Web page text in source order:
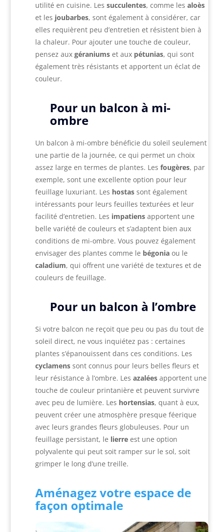
utilité en cuisine. Lessucculentes, comme lesaloès
et les joubarbes, sont également à considérer, car
elles requièrent peu d’entretien et résistent bien à
la chaleur. Pour ajouter une touche de couleur,
pensez auxgéraniums et aux pétunias, qui sont
également très résistants et apportent un éclat de
couleur.
Pour un balcon à mi-
ombre
Un balcon à mi-ombre bénéficie du soleil seulement
une partie de la journée, ce qui permet un choix
assez large en termes de plantes. Lesfougères, par
exemple, sont une excellente option pour leur
feuillage luxuriant. Les hostas sont également
intéressants pour leurs feuilles texturées et leur
facilité d’entretien. Les impatiens apportent une
belle variété de couleurs et s’adaptent bien aux
conditions de mi-ombre. Vous pouvez également
envisager des plantes comme le bégonia ou le
caladium, qui offrent une variété de textures et de
couleurs de feuillage.
Pour un balcon à l’ombre
Si votre balcon ne reçoit que peu ou pas du tout de
soleil direct, ne vous inquiétez pas : certaines
plantes s’épanouissent dans ces conditions. Les
cyclamens sont connus pour leurs belles fleurs et
leur résistance à l’ombre. Lesazalées apportent une
touche de couleur printanière et peuvent survivre
avec peu de lumière. Les hortensias, quant à eux,
peuvent créer une atmosphère presque féerique
avec leurs grandes fleurs globuleuses. Pour un
feuillage persistant, le lierre est une option
polyvalente qui peut soit ramper sur le sol, soit
grimper le long d’une treille.
Aménagez votre espace de
façon optimale